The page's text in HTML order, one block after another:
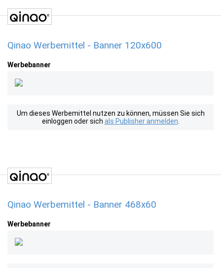
Qinao Werbemittel - Banner 120x600
Werbebanner
Um dieses Werbemittel nutzen zu können, müssen Sie sich
einloggen oder sich als Publisher anmelden
Qinao Werbemittel - Banner 468x60
Werbebanner